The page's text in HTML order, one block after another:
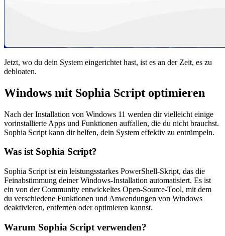
Jetzt, wo du dein System eingerichtet hast, ist es an der Zeit, es zu
debloaten.
Windows mit Sophia Script optimieren
Nach der Installation von Windows 11 werden dir vielleicht einige
vorinstallierte Apps und Funktionen auffallen, die du nicht brauchst.
Sophia Script kann dir helfen, dein System effektiv zu entrümpeln.
Was ist Sophia Script?
Sophia Script ist ein leistungsstarkes PowerShell-Skript, das die
Feinabstimmung deiner Windows-Installation automatisiert. Es ist
ein von der Community entwickeltes Open-Source-Tool, mit dem
du verschiedene Funktionen und Anwendungen von Windows
deaktivieren, entfernen oder optimieren kannst.
Warum Sophia Script verwenden?